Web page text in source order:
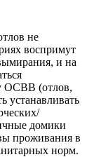
не
воспримут
и на
ОСВВ (отлов,
устанавливать
домики
проживания в
норм.